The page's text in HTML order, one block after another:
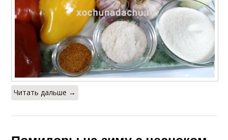
Читать дальше →